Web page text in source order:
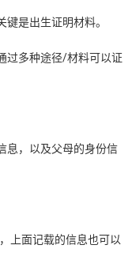
是出生证明材料。
过多种途径/材料可以证
息，以及父母的身份信
上面记载的信息也可以